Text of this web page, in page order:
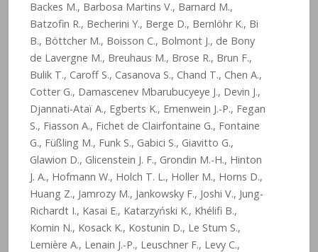
Backes M., Barbosa Martins V., Barnard M.,
Batzofin R., Becherini Y., Berge D., Bernlöhr K., Bi
B., Böttcher M., Boisson C., Bolmont J., de Bony
de Lavergne M., Breuhaus M., Brose R., Brun F.,
Bulik T., Caroff S., Casanova S., Chand T., Chen A.,
Cotter G., Damascenev Mbarubucyeye J., Devin J.,
Djannati-Ataï A., Egberts K., Ernenwein J.-P., Fegan
S., Fiasson A., Fichet de Clairfontaine G., Fontaine
G., Füßling M., Funk S., Gabici S., Giavitto G.,
Glawion D., Glicenstein J. F., Grondin M.-H., Hinton
J. A., Hofmann W., Holch T. L., Holler M., Horns D.,
Huang Z., Jamrozy M., Jankowsky F., Joshi V., Jung-
Richardt I., Kasai E., Katarzyński K., Khélifi B.,
Komin N., Kosack K., Kostunin D., Le Stum S.,
Lemière A., Lenain J.-P., Leuschner F., Levy C.,